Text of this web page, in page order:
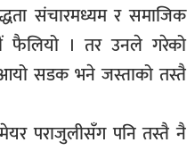
संचारमध्यम र समाजिक
। तर उनले गरेको
सडक भने जस्ताको तस्तै
मेयर पराजुलीसँग पनि तस्तै नै